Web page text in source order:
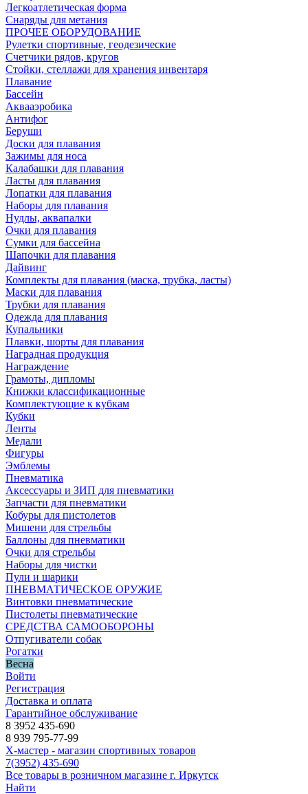
Легкоатлетическая форма
Снаряды для метания
ПРОЧЕЕ ОБОРУДОВАНИЕ
Рулетки спортивные, геодезические
Счетчики рядов, кругов
Стойки, стеллажи для хранения инвентаря
Плавание
Бассейн
Аквааэробика
Антифог
Беруши
Доски для плавания
Зажимы для носа
Калабашки для плавания
Ласты для плавания
Лопатки для плавания
Наборы для плавания
Нудлы, аквапалки
Очки для плавания
Сумки для бассейна
Шапочки для плавания
Дайвинг
Комплекты для плавания (маска, трубка, ласты)
Маски для плавания
Трубки для плавания
Одежда для плавания
Купальники
Плавки, шорты для плавания
Наградная продукция
Награждение
Грамоты, дипломы
Книжки классификационные
Комплектующие к кубкам
Кубки
Ленты
Медали
Фигуры
Эмблемы
Пневматика
Аксессуары и ЗИП для пневматики
Запчасти для пневматики
Кобуры для пистолетов
Мишени для стрельбы
Баллоны для пневматики
Очки для стрельбы
Наборы для чистки
Пули и шарики
ПНЕВМАТИЧЕСКОЕ ОРУЖИЕ
Винтовки пневматические
Пистолеты пневматические
СРЕДСТВА САМООБОРОНЫ
Отпугиватели собак
Рогатки
Весна
Войти
Регистрация
Доставка и оплата
Гарантийное обслуживание
8 3952 435-690
8 939 795-77-99
Х-мастер - магазин спортивных товаров
7(3952) 435-690
Все товары в розничном магазине г. Иркутск
Найти